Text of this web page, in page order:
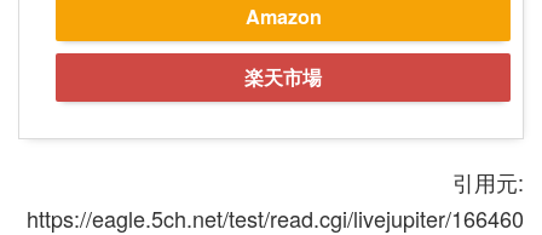
Amazon
楽天市場
引用元:
https://eagle.5ch.net/test/read.cgi/livejupiter/166460